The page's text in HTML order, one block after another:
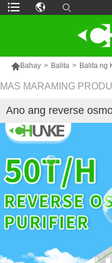
Bahay > Balita > Balita ng
MAS MARAMING
Ano ang reverse